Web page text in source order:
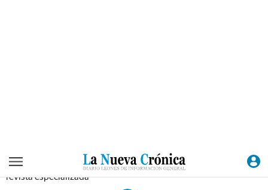
Tania Fernández-Villa, Irene Delgado Sillero y Vicente Martín
Sánchez, entre los firmantes del artículo publicado por una
revista especializada